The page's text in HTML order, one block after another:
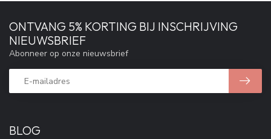
BLOG
ONTVANG 5% KORTING BIJ INSCHRIJVING
NIEUWSBRIEF
Abonneer op onze nieuwsbrief